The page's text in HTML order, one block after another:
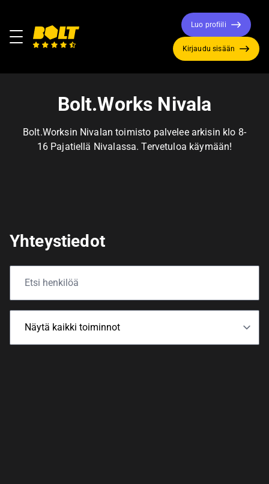
Valikko
etusivulle
Luo profiili
Kirjaudu sisään
Bolt.Works Nivala
Bolt.Worksin Nivalan toimisto palvelee arkisin klo 8-
16 Pajatiellä Nivalassa. Tervetuloa käymään!
Yhteystiedot